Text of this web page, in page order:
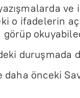
ve
o ifadelerin
görüp
duruşmada
daha önceki